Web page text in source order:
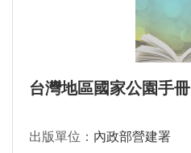
台灣地區國家公園手冊
出版單位： 內政部營建署